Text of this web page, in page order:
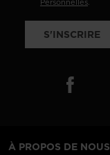
Personnelles.
S'INSCRIRE
À PROPOS DE NOUS